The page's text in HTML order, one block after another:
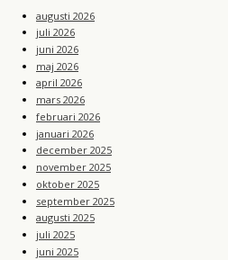
augusti 2026
juli 2026
juni 2026
maj 2026
april 2026
mars 2026
februari 2026
januari 2026
december 2025
november 2025
oktober 2025
september 2025
augusti 2025
juli 2025
juni 2025